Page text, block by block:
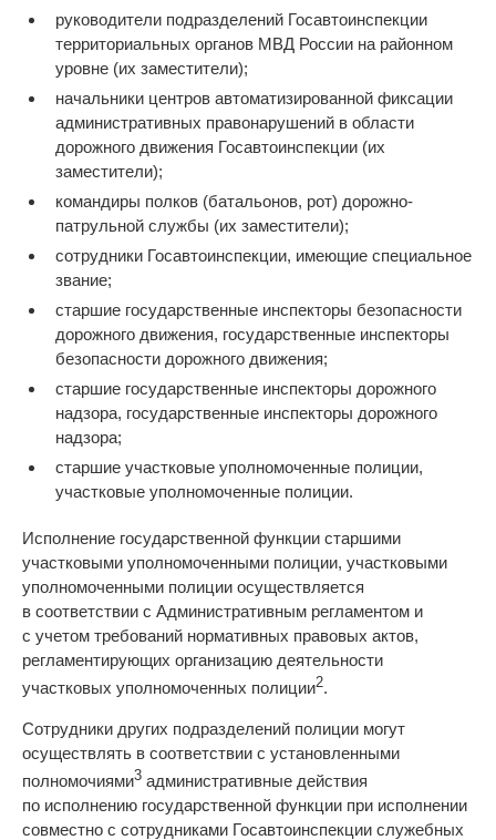
руководители подразделений Госавтоинспекции
территориальных органов МВД России на районном
уровне (их заместители);
начальники центров автоматизированной фиксации
административных правонарушений в области
дорожного движения Госавтоинспекции (их
заместители);
командиры полков (батальонов, рот) дорожно-
патрульной службы (их заместители);
сотрудники Госавтоинспекции, имеющие специальное
звание;
старшие государственные инспекторы безопасности
дорожного движения, государственные инспекторы
безопасности дорожного движения;
старшие государственные инспекторы дорожного
надзора, государственные инспекторы дорожного
надзора;
старшие участковые уполномоченные полиции,
участковые уполномоченные полиции.
Исполнение государственной функции старшими
участковыми уполномоченными полиции, участковыми
уполномоченными полиции осуществляется
в соответствии с Административным регламентом и
с учетом требований нормативных правовых актов,
регламентирующих организацию деятельности
участковых уполномоченных полиции2.
Сотрудники других подразделений полиции могут
осуществлять в соответствии с установленными
полномочиями3 административные действия
по исполнению государственной функции при исполнении
совместно с сотрудниками Госавтоинспекции служебных